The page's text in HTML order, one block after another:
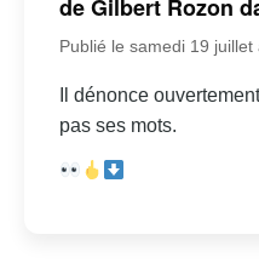
de Gilbert Rozon
Publié le samedi 19 juillet
Il dénonce
pas ses mots.